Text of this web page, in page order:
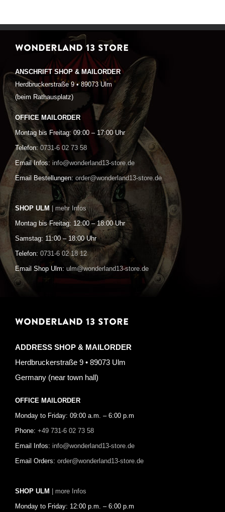
WONDERLAND 13 STORE
ANSCHRIFT SHOP & MAILORDER
Herdbruckerstraße 9 • 89073 Ulm
(beim Rathausplatz)
OFFICE MAILORDER
Montag bis Freitag: 09:00 – 17:00 Uhr
Telefon: 0731-6 02 73 58
Email Infos: info@wonderland13-store.de
Email Bestellungen: order@wonderland13-store.de
SHOP ULM | mehr Infos
Montag bis Freitag: 12:00 – 18:00 Uhr
Samstag: 11:00 – 18:00 Uhr
Telefon: 0731-6 02 18 12
Email Shop Ulm: ulm@wonderland13-store.de
WONDERLAND 13 STORE
ADDRESS SHOP & MAILORDER
Herdbruckerstraße 9 • 89073 Ulm
Germany (near town hall)
OFFICE MAILORDER
Monday to Friday: 09:00 a.m. – 6:00 p.m
Phone: +49 731-6 02 73 58
Email Infos: info@wonderland13-store.de
Email Orders: order@wonderland13-store.de
SHOP ULM | more Infos
Monday to Friday: 12:00 p.m. – 6:00 p.m